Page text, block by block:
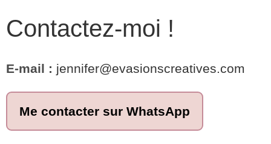
Contactez-moi !
E-mail : jennifer@evasionscreatives.com
Me contacter sur WhatsApp